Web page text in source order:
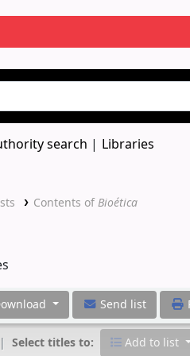
search Libraries
Contents ofBioética
Send list
Select titles to: Add to list